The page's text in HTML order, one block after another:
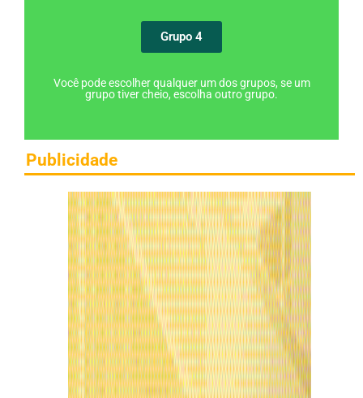
Grupo 4
Você pode escolher qualquer um dos grupos, se um
grupo tiver cheio, escolha outro grupo.
Publicidade